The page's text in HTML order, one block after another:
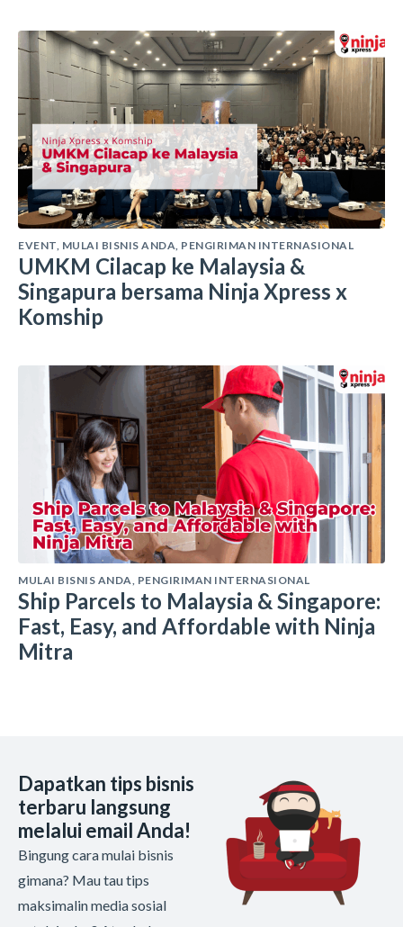
EVENT, MULAI BISNIS ANDA, PENGIRIMAN INTERNASIONAL
UMKM Cilacap ke Malaysia &
Singapura bersama Ninja Xpress x
Komship
MULAI BISNIS ANDA, PENGIRIMAN INTERNASIONAL
Ship Parcels to Malaysia & Singapore:
Fast, Easy, and Affordable with Ninja
Mitra
Dapatkan tips bisnis
terbaru langsung
melalui email Anda!
Bingung cara mulai bisnis
gimana? Mau tau tips
maksimalin media sosial